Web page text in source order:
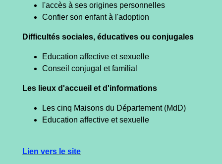
l'accès à ses origines personnelles
Confier son enfant à l'adoption
Difficultés sociales, éducatives ou conjugales
Education affective et sexuelle
Conseil conjugal et familial
Les lieux d'accueil et d'informations
Les cinq Maisons du Département (MdD)
Education affective et sexuelle
Lien vers le site